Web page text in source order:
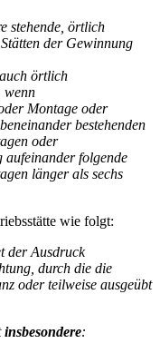
stehende, örtlich
der Gewinnung
örtlich
wenn
Montage oder
bestehenden
oder
aufeinander folgende
länger als sechs
wie folgt:
der Ausdruck
durch die die
oder teilweise ausgeübt
insbesondere: